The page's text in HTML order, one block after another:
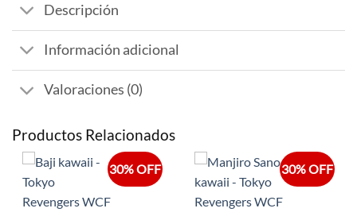
Descripción
Información adicional
Valoraciones (0)
Productos Relacionados
30% OFF 30% OFF